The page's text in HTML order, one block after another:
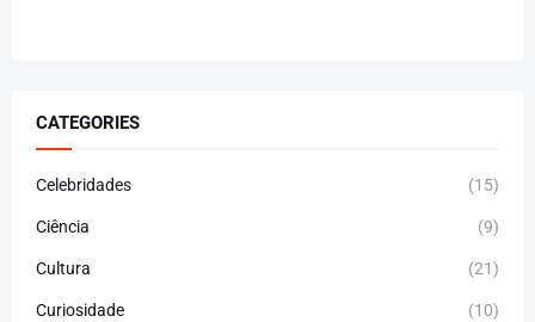
CATEGORIES
Celebridades (15)
Ciência (9)
Cultura (21)
Curiosidade (10)